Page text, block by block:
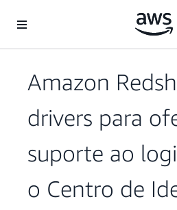
Pular para o conteúdo principal
Amazon
drivers para
suporte ao
o Centro de